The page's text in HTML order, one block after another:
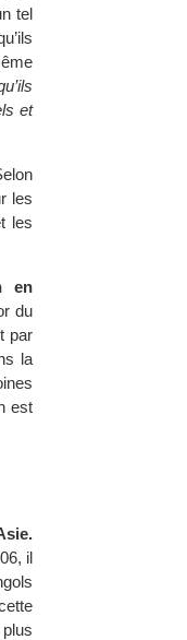
tel
et
les
les
en
du
par
la
est
il